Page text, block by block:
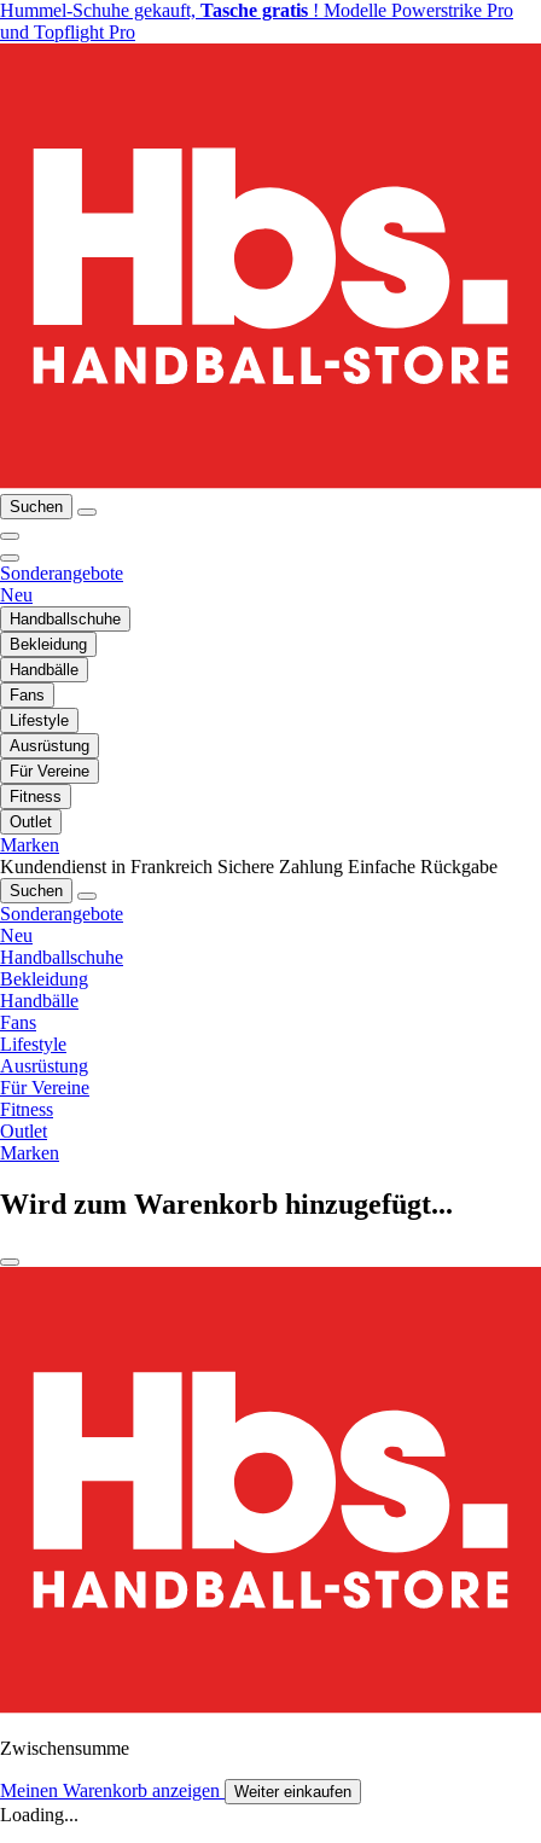
Hummel-Schuhe gekauft, Tasche gratis ! Modelle Powerstrike Pro
und Topflight Pro
Suchen
Sonderangebote
Neu
Handballschuhe
Bekleidung
Handbälle
Fans
Lifestyle
Ausrüstung
Für Vereine
Fitness
Outlet
Marken
Kundendienst in Frankreich Sichere Zahlung Einfache Rückgabe
Suchen
Sonderangebote
Neu
Handballschuhe
Bekleidung
Handbälle
Fans
Lifestyle
Ausrüstung
Für Vereine
Fitness
Outlet
Marken
Wird zum Warenkorb hinzugefügt...
Zwischensumme
Meinen Warenkorb anzeigen Weiter einkaufen
Loading...